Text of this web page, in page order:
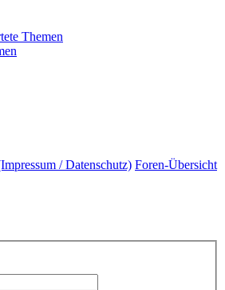
Themen
/ Datenschutz) Foren-Übersicht